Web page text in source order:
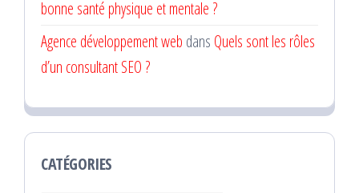
bonne santé physique et mentale ?
Agence développement web dans Quels sont les rôles
d’un consultant SEO ?
CATÉGORIES